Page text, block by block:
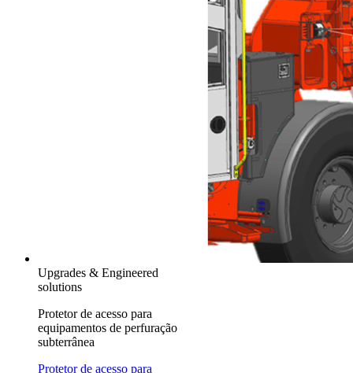
Upgrades & Engineered
solutions
Protetor de acesso para
equipamentos de perfuração
subterrânea
Protetor de acesso para